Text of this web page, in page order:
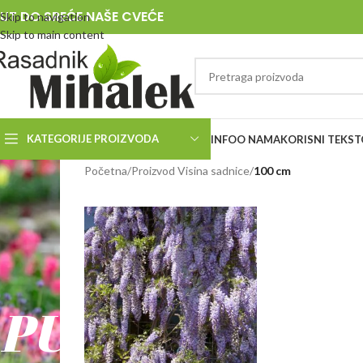
Skip to navigation
Skip to main content
DO SREĆE NAŠE CVEĆE
KATEGORIJE PROIZVODA INFOO NAMAKORISNI
RASADNIK
MIHALEK
PUT
Početna/Proizvod Visina sadnice/100 cm